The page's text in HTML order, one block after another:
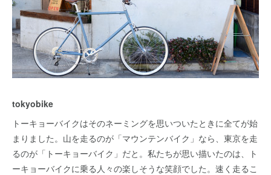
tokyobike
トーキョーバイクはそのネーミングを思いついたときに全てが始
まりました。山を走るのが「マウンテンバイク」なら、東京を走
るのが「トーキョーバイク」だと。私たちが思い描いたのは、ト
ーキョーバイクに乗る人々の楽しそうな笑顔でした。速く走るこ